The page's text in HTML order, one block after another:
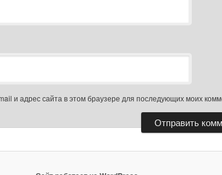
и адрес сайта в этом браузере для последующих моих